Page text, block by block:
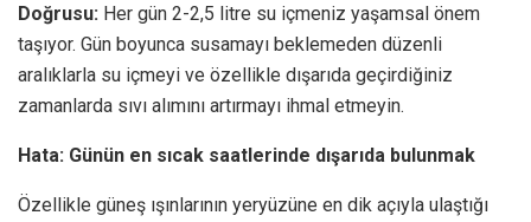
Doğrusu: Her gün 2-2,5 litre su içmeniz yaşamsal önem
taşıyor. Gün boyunca susamayı beklemeden düzenli
aralıklarla su içmeyi ve özellikle dışarıda geçirdiğiniz
zamanlarda sıvı alımını artırmayı ihmal etmeyin.
Hata: Günün en sıcak saatlerinde dışarıda bulunmak
Özellikle güneş ışınlarının yeryüzüne en dik açıyla ulaştığı